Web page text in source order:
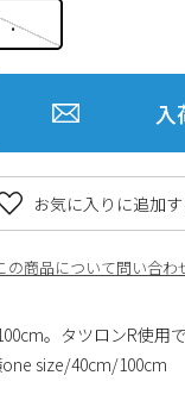
.
入
の商品について問い合わ
お気に入りに追加す
。タツロンR使用
size/40cm/100cm